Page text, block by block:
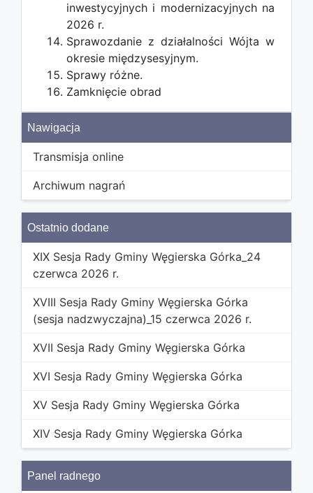
inwestycyjnych i modernizacyjnych na
2026 r.
Sprawozdanie z działalności Wójta w
okresie międzysesyjnym.
Sprawy różne.
Zamknięcie obrad
Nawigacja
Transmisja online
Archiwum nagrań
Ostatnio dodane
XIX Sesja Rady Gminy Węgierska Górka_24
czerwca 2026 r.
XVIII Sesja Rady Gminy Węgierska Górka
(sesja nadzwyczajna)_15 czerwca 2026 r.
XVII Sesja Rady Gminy Węgierska Górka
XVI Sesja Rady Gminy Węgierska Górka
XV Sesja Rady Gminy Węgierska Górka
XIV Sesja Rady Gminy Węgierska Górka
Panel radnego